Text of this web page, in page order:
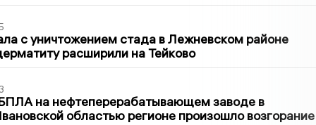
с уничтожением стада в Лежневском районе
расширили на Тейково
на нефтеперерабатывающем заводе в
областью регионе произошло возгорание